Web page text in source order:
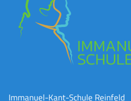
Immanuel-Kant-Schule Reinfeld